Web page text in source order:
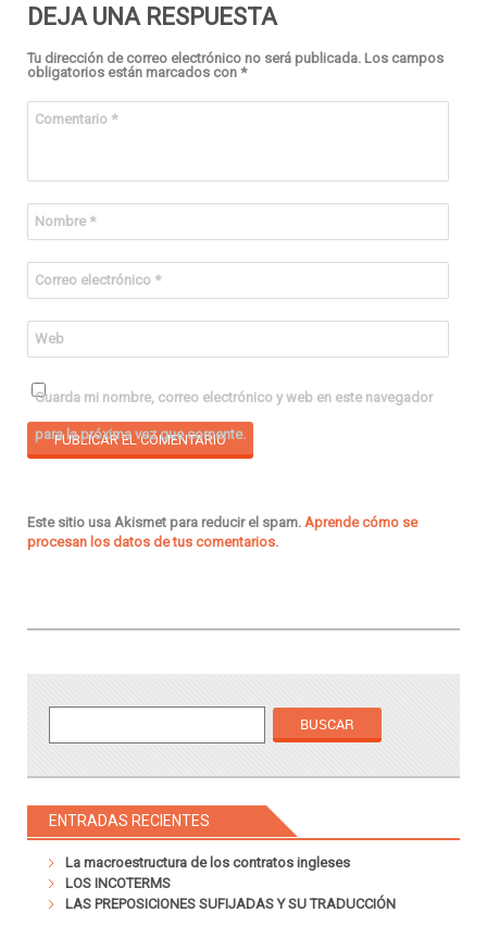
DEJA UNA RESPUESTA
Tu dirección de correo electrónico no será publicada. Los campos
obligatorios están marcados con *
Comentario *
Nombre *
Correo electrónico *
Web
Guarda mi nombre, correo electrónico y web en este navegador
para la próxima vez que comente.
Este sitio usa Akismet para reducir el spam. Aprende cómo se
procesan los datos de tus comentarios.
ENTRADAS RECIENTES
La macroestructura de los contratos ingleses
LOS INCOTERMS
LAS PREPOSICIONES SUFIJADAS Y SU TRADUCCIÓN